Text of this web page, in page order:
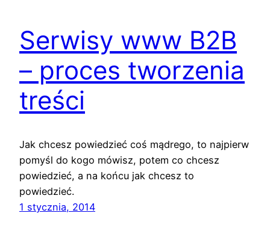
Serwisy www B2B
– proces tworzenia
treści
Jak chcesz powiedzieć coś mądrego, to najpierw
pomyśl do kogo mówisz, potem co chcesz
powiedzieć, a na końcu jak chcesz to
powiedzieć.
1 stycznia, 2014